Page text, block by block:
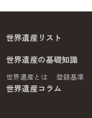
世界遺産リスト
世界遺産の基礎知識
世界遺産とは 登録基準
世界遺産コラム